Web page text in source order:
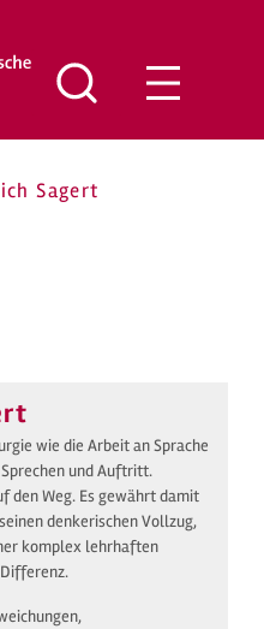
Sagert
wie die Arbeit an Sprache
und Auftritt.
den Weg. Es gewährt damit
denkerischen Vollzug,
komplex lehrhaften